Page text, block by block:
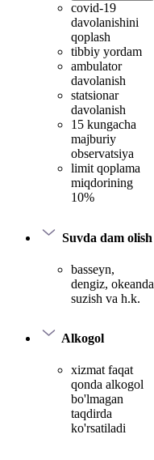
covid-19
davolanishini
qoplash
tibbiy yordam
ambulator
davolanish
statsionar
davolanish
15 kungacha
majburiy
observatsiya
limit qoplama
miqdorining
10%
Suvda dam olish
basseyn,
dengiz, okeanda
suzish va h.k.
Alkogol
xizmat faqat
qonda alkogol
bo'lmagan
taqdirda
ko'rsatiladi